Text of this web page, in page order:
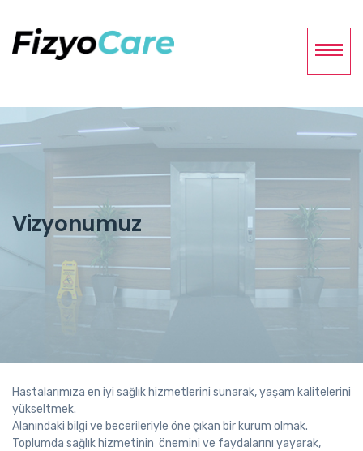
Vizyonumuz
Hastalarımıza en iyi sağlık hizmetlerini sunarak, yaşam kalitelerini
yükseltmek.
Alanındaki bilgi ve becerileriyle öne çıkan bir kurum olmak.
Toplumda sağlık hizmetinin önemini ve faydalarını yayarak,